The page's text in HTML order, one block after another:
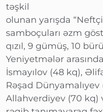
təşkil
olunan yarışda
samboçuları əzm
qızıl, 9 gümüş, 10
Yeniyetmələr
İsmayılov (48 kq),
Rəşad
Allahverdiyev (70 kq)